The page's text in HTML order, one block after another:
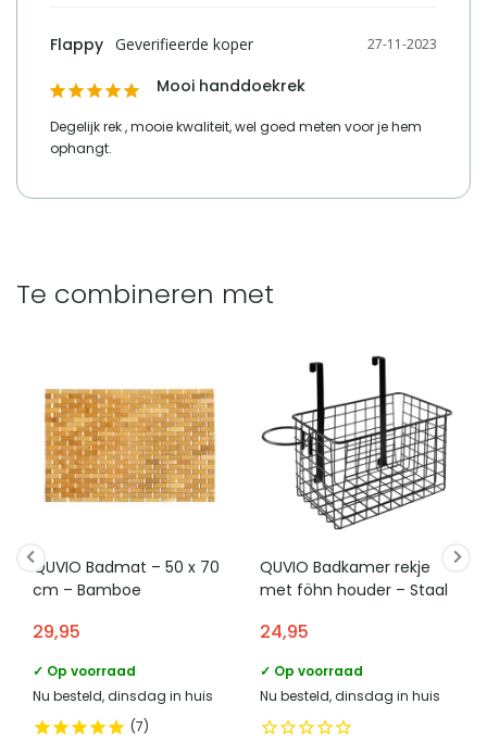
27-11-2023
Flappy
Mooi handdoekrek
Degelijk rek , mooie kwaliteit, wel goed meten voor je hem
ophangt.
Te combineren met
QUVIO Badmat – 50 x 70
cm – Bamboe
29,95
✓ Op voorraad
Nu besteld, dinsdag in huis
7
QUVIO Badkamer rekje
met föhn houder – Staal
24,95
✓ Op voorraad
Nu besteld, dinsdag in huis